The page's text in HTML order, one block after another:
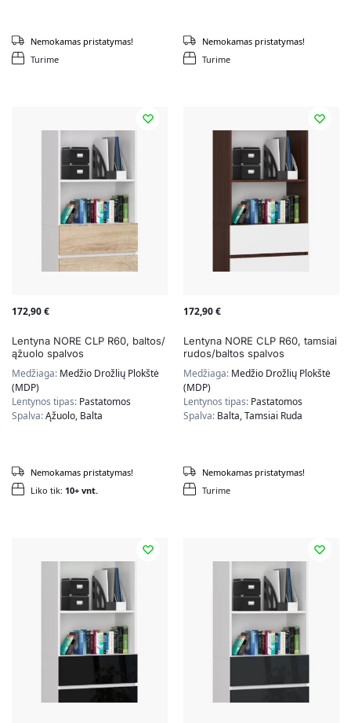
Turime
Nemokamas pristatymas!
Turime
Nemokamas pristatymas!
172,90€
Lentyna NORE CLP R60, baltos/
ąžuolo spalvos
Medžiaga: Medžio Drožlių Plokštė
(MDP)
Lentynos tipas: Pastatomos
Spalva:Ąžuolo, Balta
Liko tik: 10+ vnt.
Nemokamas pristatymas!
172,90€
Lentyna NORE CLP R60, tamsiai
rudos/baltos spalvos
Medžiaga: Medžio Drožlių Plokštė
(MDP)
Lentynos tipas: Pastatomos
Spalva: Balta, Tamsiai Ruda
Turime
Nemokamas pristatymas!